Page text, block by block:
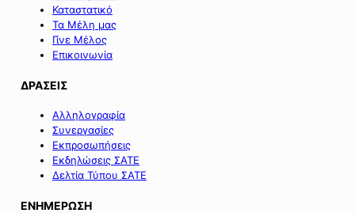
ν.
5297/2026».
Καταστατικό
Τα Μέλη μας
Γίνε Μέλος
Επικοινωνία
ΔΡΑΣΕΙΣ
Αλληλογραφία
Συνεργασίες
Εκπροσωπήσεις
Εκδηλώσεις ΣΑΤΕ
Δελτία Τύπου ΣΑΤΕ
ΕΝΗΜΕΡΩΣΗ